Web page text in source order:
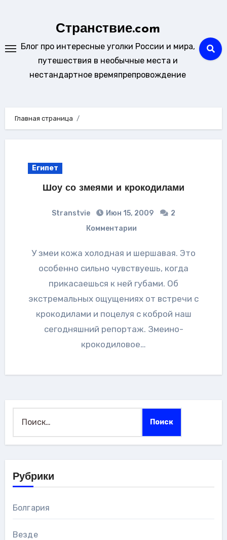
Странствие.com
Блог про интересные уголки России и мира,
путешествия в необычные места и
нестандартное времяпрепровождение
Главная страница
Египет
Шоу со змеями и крокодилами
Stranstvie Июн 15, 2009
2
Комментарии
У змеи кожа холодная и шершавая. Это
особенно сильно чувствуешь, когда
прикасаешься к ней губами. Об
экстремальных ощущениях от встречи с
крокодилами и поцелуя с коброй наш
сегодняшний репортаж. Змеино-
крокодиловое…
Рубрики
Болгария
Везде